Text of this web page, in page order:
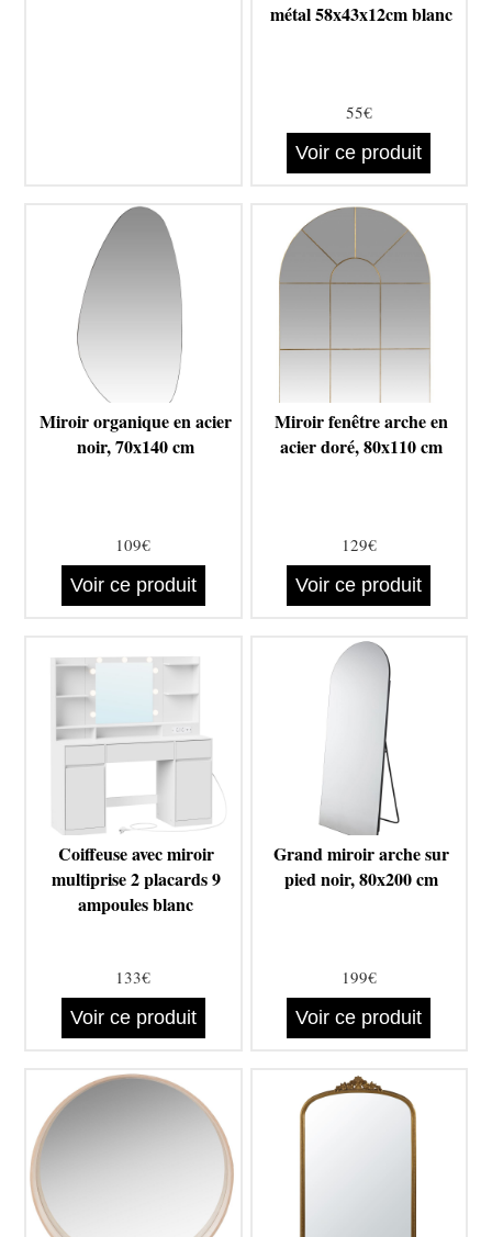
métal 58x43x12cm blanc
55€
Voir ce produit
Miroir organique en acier
noir, 70x140 cm
109€
Voir ce produit
Miroir fenêtre arche en
acier doré, 80x110 cm
129€
Voir ce produit
Coiffeuse avec miroir
multiprise 2 placards 9
ampoules blanc
133€
Voir ce produit
Grand miroir arche sur
pied noir, 80x200 cm
199€
Voir ce produit